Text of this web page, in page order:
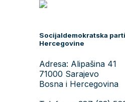
Socijaldemokratska
Hercegovine
Adresa: Alipašina 41
71000 Sarajevo
Bosna i Hercegovina